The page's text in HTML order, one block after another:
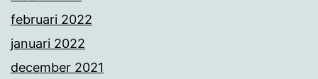
februari 2022
januari 2022
december 2021